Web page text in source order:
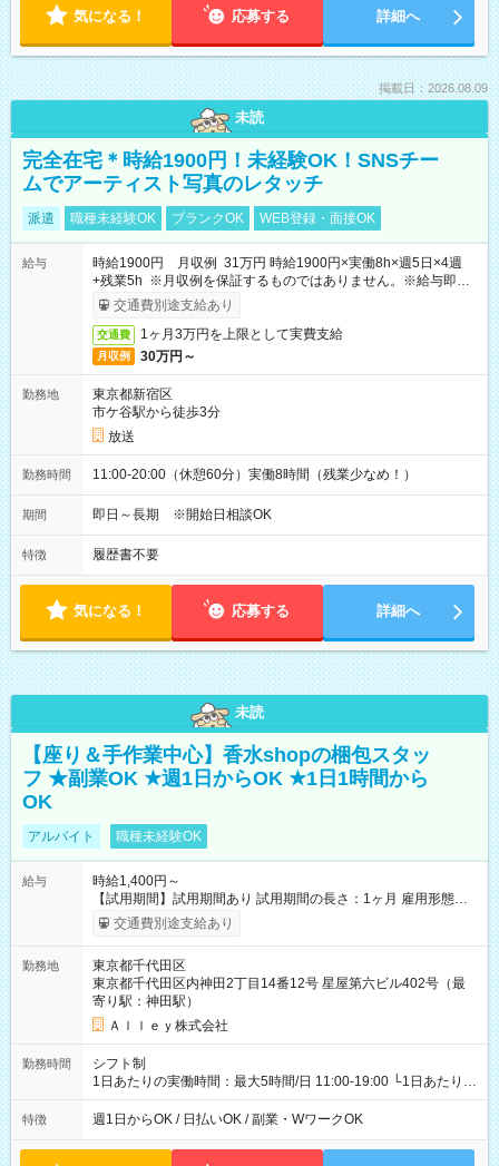
気になる！ 応募する 詳細へ
掲載日：2026.08.09
未読
完全在宅＊時給1900円！未経験OK！SNSチー
ムでアーティスト写真のレタッチ
派遣 職種未経験OK ブランクOK WEB登録・面接OK
給与
時給1900円 月収例 31万円 時給1900円×実働8h×週5日×4週
+残業5h ※月収例を保証するものではありません。※給与即受
取りサービス利用可（利用条件有）
交通費別途支給あり
交通費 1ヶ月3万円を上限として実費支給
月収例 30万円～
勤務地
東京都新宿区
市ケ谷駅から徒歩3分
放送
勤務時間 11:00-20:00（休憩60分）実働8時間（残業少なめ！）
期間 即日～長期 ※開始日相談OK
特徴 履歴書不要
気になる！ 応募する 詳細へ
未読
【座り＆手作業中心】香水shopの梱包スタッ
フ ★副業OK ★週1日からOK ★1日1時間から
OK
アルバイト 職種未経験OK
給与
時給1,400円～
【試用期間】試用期間あり 試用期間の長さ：1ヶ月 雇用形態、
給与は本採用時と同じです。
交通費別途支給あり
勤務地
東京都千代田区
東京都千代田区内神田2丁目14番12号 星屋第六ビル402号（最
寄り駅：神田駅）
Ａｌｌｅｙ株式会社
勤務時間
シフト制
1日あたりの実働時間：最大5時間/日 11:00-19:00 └1日あたりの
実働時間：1-5時間 └上記の時間帯内であれば、いつでも勤務可
能！ └平日・土曜日の中で、お好きな曜日でご勤務いただけま
18:00 などのように、自由な働き方が可能なお仕事です！
特徴 週1日からOK / 日払いOK / 副業・WワークOK